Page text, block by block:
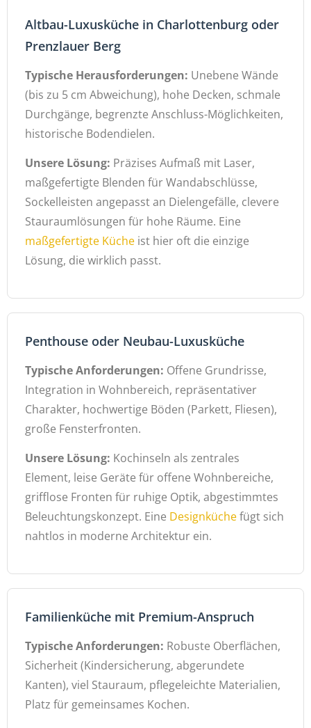
Altbau-Luxusküche in Charlottenburg oder
Prenzlauer Berg
Typische Herausforderungen: Unebene Wände
(bis zu 5 cm Abweichung), hohe Decken, schmale
Durchgänge, begrenzte Anschluss-Möglichkeiten,
historische Bodendielen.
Unsere Lösung: Präzises Aufmaß mit Laser,
maßgefertigte Blenden für Wandabschlüsse,
Sockelleisten angepasst an Dielengefälle, clevere
Stauraumlösungen für hohe Räume. Eine
maßgefertigte Küche ist hier oft die einzige
Lösung, die wirklich passt.
Penthouse oder Neubau-Luxusküche
Typische Anforderungen: Offene Grundrisse,
Integration in Wohnbereich, repräsentativer
Charakter, hochwertige Böden (Parkett, Fliesen),
große Fensterfronten.
Unsere Lösung: Kochinseln als zentrales
Element, leise Geräte für offene Wohnbereiche,
grifflose Fronten für ruhige Optik, abgestimmtes
Beleuchtungskonzept. Eine Designküchefügt sich
nahtlos in moderne Architektur ein.
Familienküche mit Premium-Anspruch
Typische Anforderungen: Robuste Oberflächen,
Sicherheit (Kindersicherung, abgerundete
Kanten), viel Stauraum, pflegeleichte Materialien,
Platz für gemeinsames Kochen.